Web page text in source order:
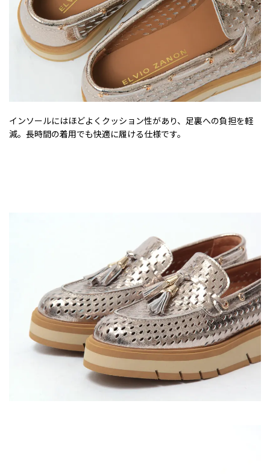
インソールにはほどよくクッション性があり、足裏への負担を軽
減。長時間の着用でも快適に履ける仕様です。